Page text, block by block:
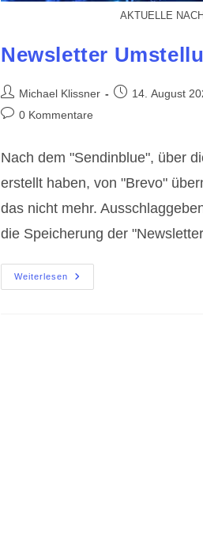
AKTUELLE
Newsletter
Beitrags-
Autor:
Michael Klissner
Beitrag14. August
Beitrags-
0 Kommentare
Nach dem "Sendinblue", über
erstellt haben, von "Brevo"
das nicht mehr.
die Speicherung der
Weiterlesen
Newsletter
Umstellung